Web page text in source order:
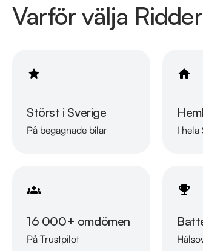
Varför välja
Störst i Sverige
På begagnade bilar I hela
16 000+ omdömen
På Trustpilot